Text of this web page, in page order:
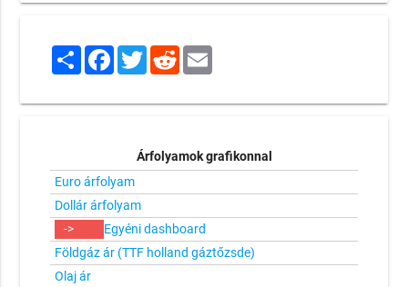
ShareFacebook
TwitterRedditEmail
Árfolyamok grafikonnal
Euro árfolyam
Dollár árfolyam
->
Egyéni dashboard
Földgáz ár (TTF holland gáztőzsde)
Olaj ár